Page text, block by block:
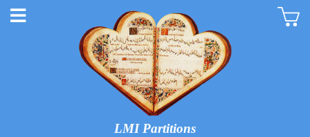
LMI Partitions